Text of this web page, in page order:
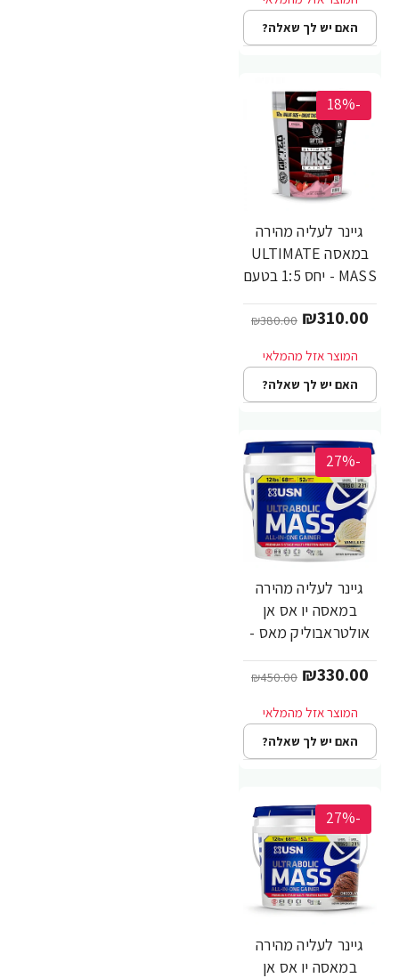
האם יש לך שאלה?
-18%
גיינר לעליה מהירה
במאסה ULTIMATE
MASS - יחס 1:5 בטעם
מבית Gifted₪310.00
₪380.00
האם יש לך שאלה?
-27%
גיינר לעליה מהירה
במאסה יו אס אן
אולטראבוליק מאס -
משקל 5.45 ק"ג - ₪330.00
₪450.00
האם יש לך שאלה?
-27%
גיינר לעליה מהירה
במאסה יו אס אן